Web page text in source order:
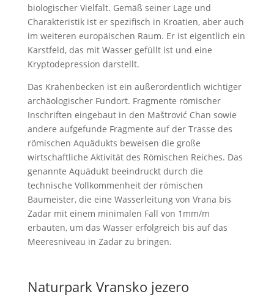
biologischer Vielfalt. Gemäß seiner Lage und
Charakteristik ist er spezifisch in Kroatien, aber auch
im weiteren europäischen Raum. Er ist eigentlich ein
Karstfeld, das mit Wasser gefüllt ist und eine
Kryptodepression darstellt.
Das Krähenbecken ist ein außerordentlich wichtiger
archäologischer Fundort. Fragmente römischer
Inschriften eingebaut in den Maštrović Chan sowie
andere aufgefunde Fragmente auf der Trasse des
römischen Aquädukts beweisen die große
wirtschaftliche Aktivität des Römischen Reiches. Das
genannte Aquädukt beeindruckt durch die
technische Vollkommenheit der römischen
Baumeister, die eine Wasserleitung von Vrana bis
Zadar mit einem minimalen Fall von 1mm/m
erbauten, um das Wasser erfolgreich bis auf das
Meeresniveau in Zadar zu bringen.
Naturpark Vransko jezero